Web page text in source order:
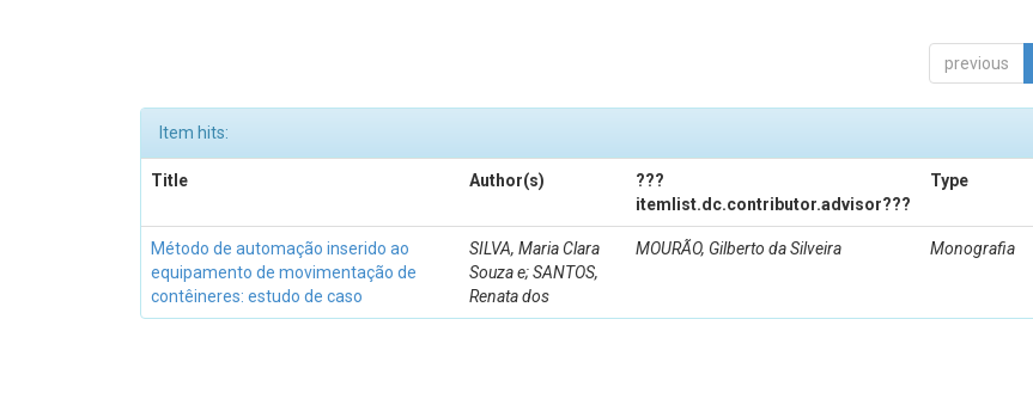
previous
Item hits:
Title Author(s)
???
itemlist.dc.contributor.advisor???
Type
Método de automação inserido ao
equipamento de movimentação de
contêineres: estudo de caso
SILVA, Maria Clara
Souza e; SANTOS,
Renata dos
MOURÃO, Gilberto da Silveira Monografia